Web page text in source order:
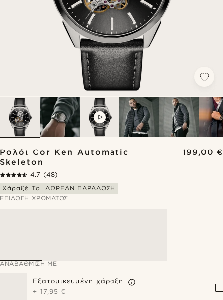
Ρολόι Cor Ken Automatic
Skeleton
199,00 €
4.7 (48)
Χάραξέ Το
ΔΩΡΕΑΝ ΠΑΡΑΔΟΣΗ
ΕΠΙΛΟΓΉ ΧΡΏΜΑΤΟΣ
ΑΝΑΒΆΘΜΙΣΗ ΜΕ
Εξατομικευμένη χάραξη
+ 17,95 €